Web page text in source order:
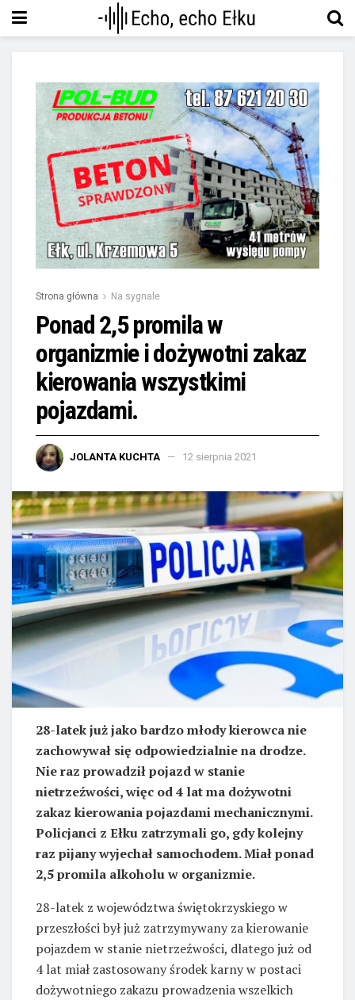
Strona główna Na sygnale
Ponad 2,5 promila w
organizmie i dożywotni zakaz
kierowania wszystkimi
pojazdami.
JOLANTA KUCHTA 12 sierpnia 2021
28-latek już jako bardzo młody kierowca nie
zachowywał się odpowiedzialnie na drodze.
Nie raz prowadził pojazd w stanie
nietrzeźwości, więc od 4 lat ma dożywotni
zakaz kierowania pojazdami mechanicznymi.
Policjanci z Ełku zatrzymali go, gdy kolejny
raz pijany wyjechał samochodem. Miał ponad
2,5 promila alkoholu w organizmie.
28-latek z województwa świętokrzyskiego w
przeszłości był już zatrzymywany za kierowanie
pojazdem w stanie nietrzeźwości, dlatego już od
4 lat miał zastosowany środek karny w postaci
dożywotniego zakazu prowadzenia wszelkich